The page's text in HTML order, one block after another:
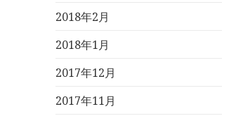
2018年2月
2018年1月
2017年12月
2017年11月